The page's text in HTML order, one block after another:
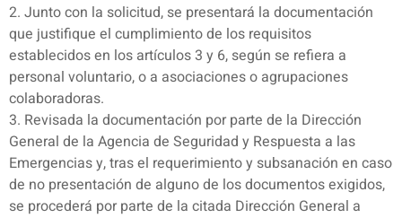
2. Junto con la solicitud, se presentará la documentación
que justifique el cumplimiento de los requisitos
establecidos en los artículos 3 y 6, según se refiera a
personal voluntario, o a asociaciones o agrupaciones
colaboradoras.
3. Revisada la documentación por parte de la Dirección
General de la Agencia de Seguridad y Respuesta a las
Emergencias y, tras el requerimiento y subsanación en caso
de no presentación de alguno de los documentos exigidos,
se procederá por parte de la citada Dirección General a